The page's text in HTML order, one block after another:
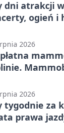
dni atrakcji
ogień i
2026
2026
tygodnie za
prawa